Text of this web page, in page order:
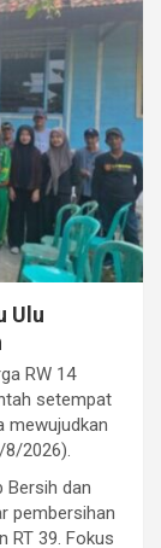
Ulu
RW 14
setempat
mewujudkan
8/2026).
Bersih dan
pembersihan
RT 39. Fokus